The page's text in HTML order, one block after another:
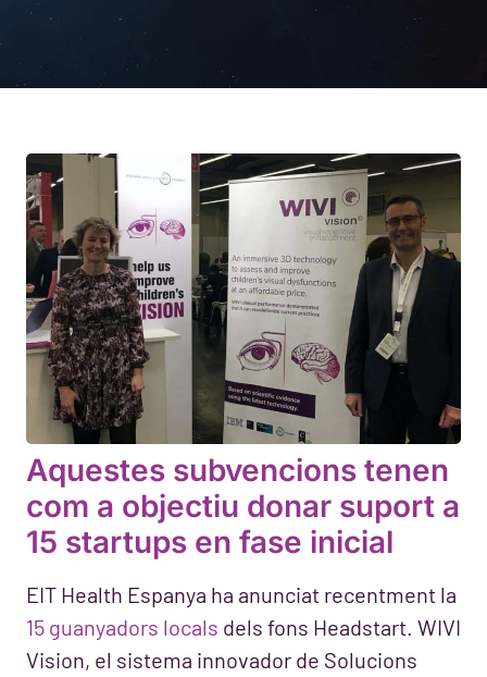
Aquestes subvencions tenen
com a objectiu donar suport a
15 startups en fase inicial
EIT Health Espanya ha anunciat recentment la
15 guanyadors locals dels fons Headstart. WIVI
Vision, el sistema innovador de Solucions